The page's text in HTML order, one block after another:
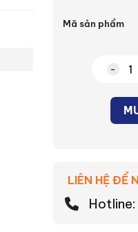
Mã sản phẩm
Đèn
LIÊN HỆ ĐỂ
Hotline: